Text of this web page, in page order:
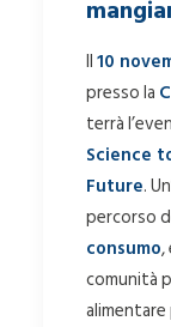
Il10
presso la
terrà
Science
Future.
percorso
consumo,
comunità